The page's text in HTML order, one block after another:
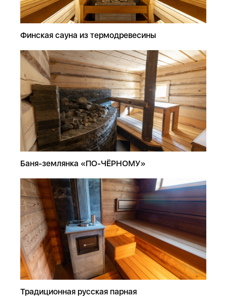
Финская сауна из термодревесины
Баня-землянка «ПО-ЧЁРНОМУ»
Традиционная русская парная